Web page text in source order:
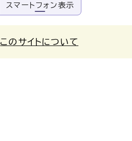
スマートフォン表示
このサイトについて